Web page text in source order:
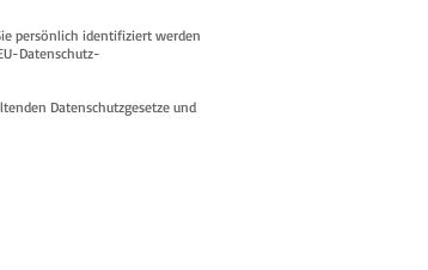
persönlich identifiziert werden
Datenschutz-
Datenschutzgesetze und